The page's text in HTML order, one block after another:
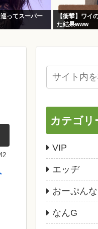
ってスーパー
【衝撃】ワイ
た結果www
カテゴリ
VIP
エッヂ
おーぷん
なんG